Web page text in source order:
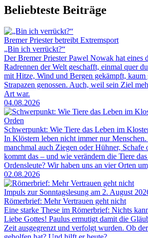
Beliebteste Beiträge
Bremer Priester betreibt Extremsport
„Bin ich verrückt?“
Der Bremer Priester Pawel Nowak hat eines
Radrennen der Welt geschafft, einmal quer
mit Hitze, Wind und Bergen gekämpft, kaum
Strapazen genossen. Auch, weil sein Ziel
Art war.
04.08.2026
Orden
Schwerpunkt: Wie Tiere das Leben im
In Klöstern leben nicht immer nur
manchmal auch Ziegen oder Hühner, Schafe
kommt das – und wie verändern die Tiere
Ordensleute? Wir haben uns an vier Orten
02.08.2026
Impuls zur Sonntagslesung am 2. August
Römerbrief: Mehr Vertrauen geht nicht
Eine starke These im Römerbrief: Nichts
Liebe Gottes! Paulus ermutigt damit die
Zeit ausgegrenzt und verfolgt wurden. Ob